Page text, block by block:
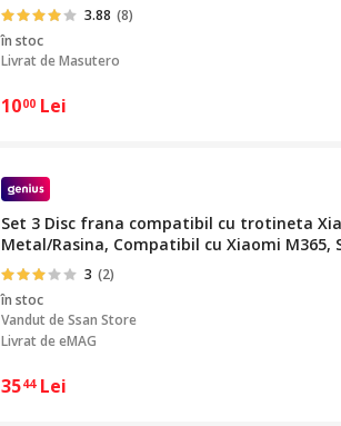
3.88 (8)
în stoc
Livrat deMasutero
1000 Lei
Set 3 Disc frana compatibil cu trotineta
Metal/Rasina, Compatibil cu Xiaomi M365,
3 (2)
în stoc
Vandut deSsan Store
Livrat de eMAG
3544 Lei